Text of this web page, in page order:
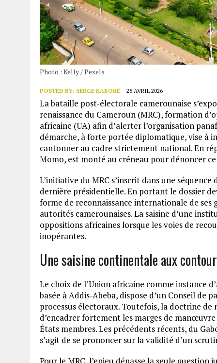
Photo : Kelly / Pexels
POSTED BY: SERGE KABORÉ 25 AVRIL 2026
La bataille post-électorale camerounaise
renaissance du Cameroun (MRC), formation
africaine (UA) afin d’alerter l’organisation
démarche, à forte portée diplomatique, vise à
cantonner au cadre strictement national. En
Momo, est monté au créneau pour dénoncer
L’initiative du MRC s’inscrit dans une
dernière présidentielle. En portant le dossier
forme de reconnaissance internationale de
autorités camerounaises. La saisine d’une
oppositions africaines lorsque les voies de
inopérantes.
Une saisine continentale aux
Le choix de l’Union africaine comme instance
basée à Addis-Abeba, dispose d’un Conseil de
processus électoraux. Toutefois, la doctrine
d’encadrer fortement les marges de
États membres. Les précédents récents, du
s’agit de se prononcer sur la validité d’un
Pour le MRC, l’enjeu dépasse la seule